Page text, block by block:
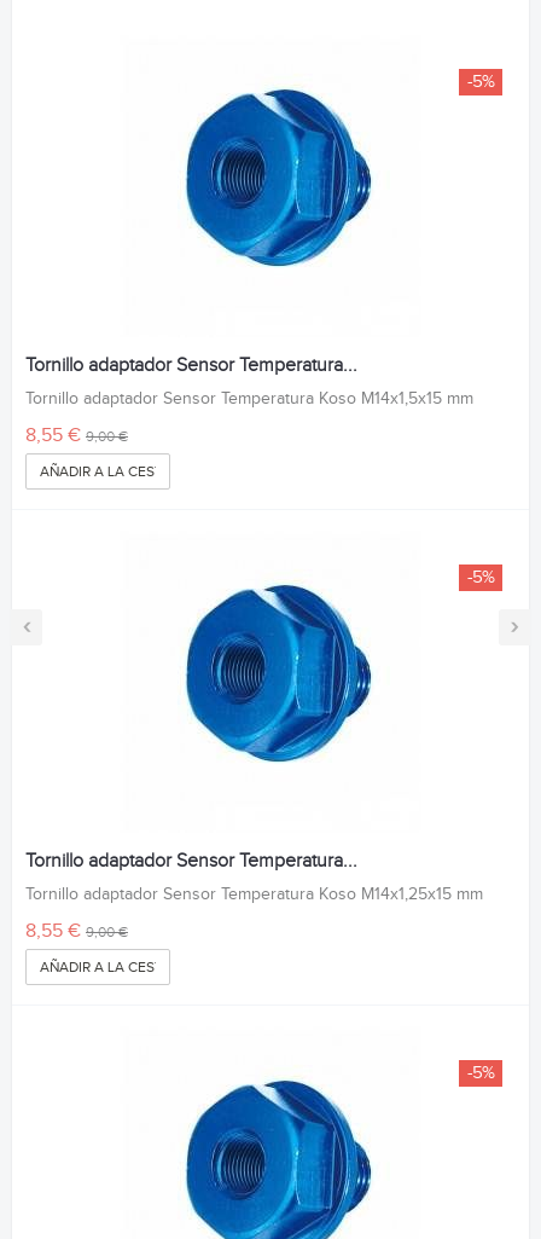
‹ ›
-5%
Tornillo adaptador Sensor Temperatura...
Tornillo adaptador Sensor Temperatura Koso M14x1,5x15 mm
8,55 € 9,00 €
AÑADIR A LA CESTA
-5%
Tornillo adaptador Sensor Temperatura...
Tornillo adaptador Sensor Temperatura Koso M14x1,25x15 mm
8,55 € 9,00 €
AÑADIR A LA CESTA
-5%